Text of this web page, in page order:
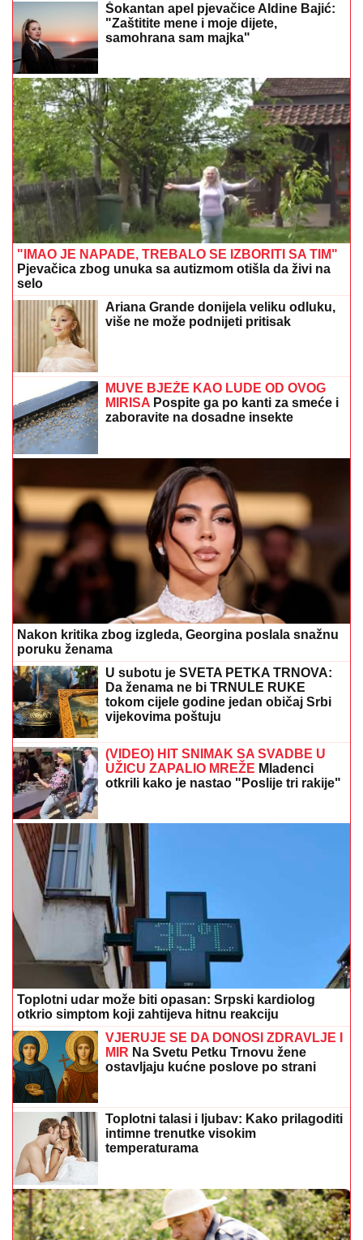
Šokantan apel pjevačice Aldine Bajić:
"Zaštitite mene i moje dijete,
samohrana sam majka"
"IMAO JE NAPADE, TREBALO SE IZBORITI SA TIM"
Pjevačica zbog unuka sa autizmom otišla da živi na
selo
Ariana Grande donijela veliku odluku,
više ne može podnijeti pritisak
MUVE BJEŽE KAO LUDE OD OVOG
MIRISA Pospite ga po kanti za smeće i
zaboravite na dosadne insekte
Nakon kritika zbog izgleda, Georgina poslala snažnu
poruku ženama
U subotu je SVETA PETKA TRNOVA:
Da ženama ne bi TRNULE RUKE
tokom cijele godine jedan običaj Srbi
vijekovima poštuju
(VIDEO) HIT SNIMAK SA SVADBE U
UŽICU ZAPALIO MREŽE Mladenci
otkrili kako je nastao "Poslije tri rakije"
Toplotni udar može biti opasan: Srpski kardiolog
otkrio simptom koji zahtijeva hitnu reakciju
VJERUJE SE DA DONOSI ZDRAVLJE I
MIR Na Svetu Petku Trnovu žene
ostavljaju kućne poslove po strani
Toplotni talasi i ljubav: Kako prilagoditi
intimne trenutke visokim
temperaturama